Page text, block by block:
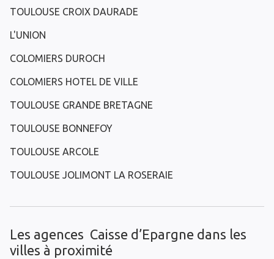
TOULOUSE CROIX DAURADE
L'UNION
COLOMIERS DUROCH
COLOMIERS HOTEL DE VILLE
TOULOUSE GRANDE BRETAGNE
TOULOUSE BONNEFOY
TOULOUSE ARCOLE
TOULOUSE JOLIMONT LA ROSERAIE
Les agences Caisse d’Epargne dans les
villes à proximité